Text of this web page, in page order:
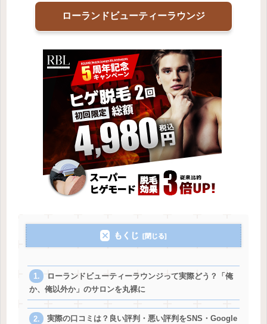
ローランドビューティーラウンジ
もくじ
ローランドビューティーラウンジって実際どう？「俺
か、俺以外か」のサロンを丸裸に
実際の口コミは？良い評判・悪い評判をSNS・Google